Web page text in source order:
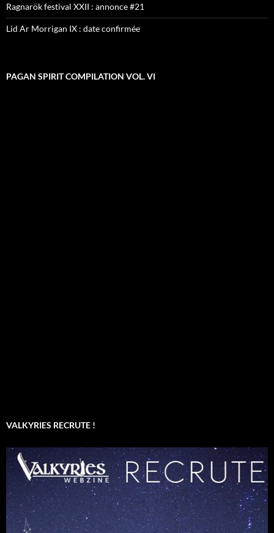
Ragnarök festival XXII : annonce #21
Lid Ar Morrigan IX : date confirmée
PAGAN SPIRIT COMPILATION VOL. VI
VALKYRIES RECRUTE !